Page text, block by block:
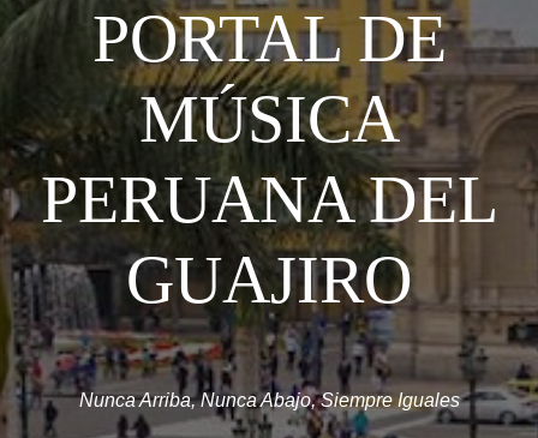
PORTAL DE
MÚSICA
PERUANA DEL
GUAJIRO
Nunca Arriba, Nunca Abajo, Siempre Iguales